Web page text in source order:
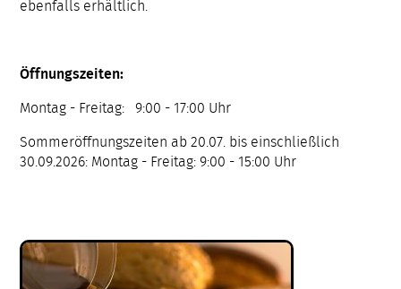
ebenfalls erhältlich.
Öffnungszeiten:
Montag - Freitag: 9:00 - 17:00 Uhr
Sommeröffnungszeiten ab 20.07. bis einschließlich
30.09.2026: Montag - Freitag: 9:00 - 15:00 Uhr